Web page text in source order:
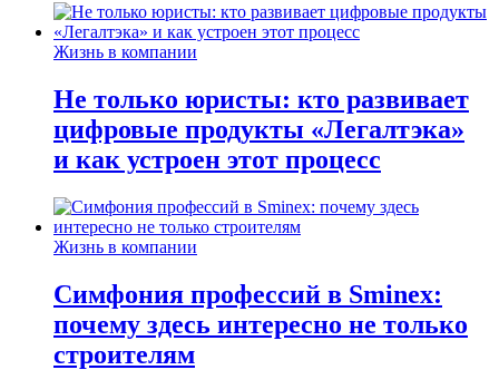
Жизнь в компании
Не только юристы: кто развивает
цифровые продукты «Легалтэка»
и как устроен этот процесс
Жизнь в компании
Симфония профессий в Sminex:
почему здесь интересно не только
строителям